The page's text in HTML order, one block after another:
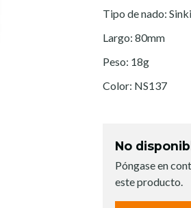
Tipo de nado:
Largo: 80mm
Peso: 18g
Color: NS137
No
Póngase en
este producto.